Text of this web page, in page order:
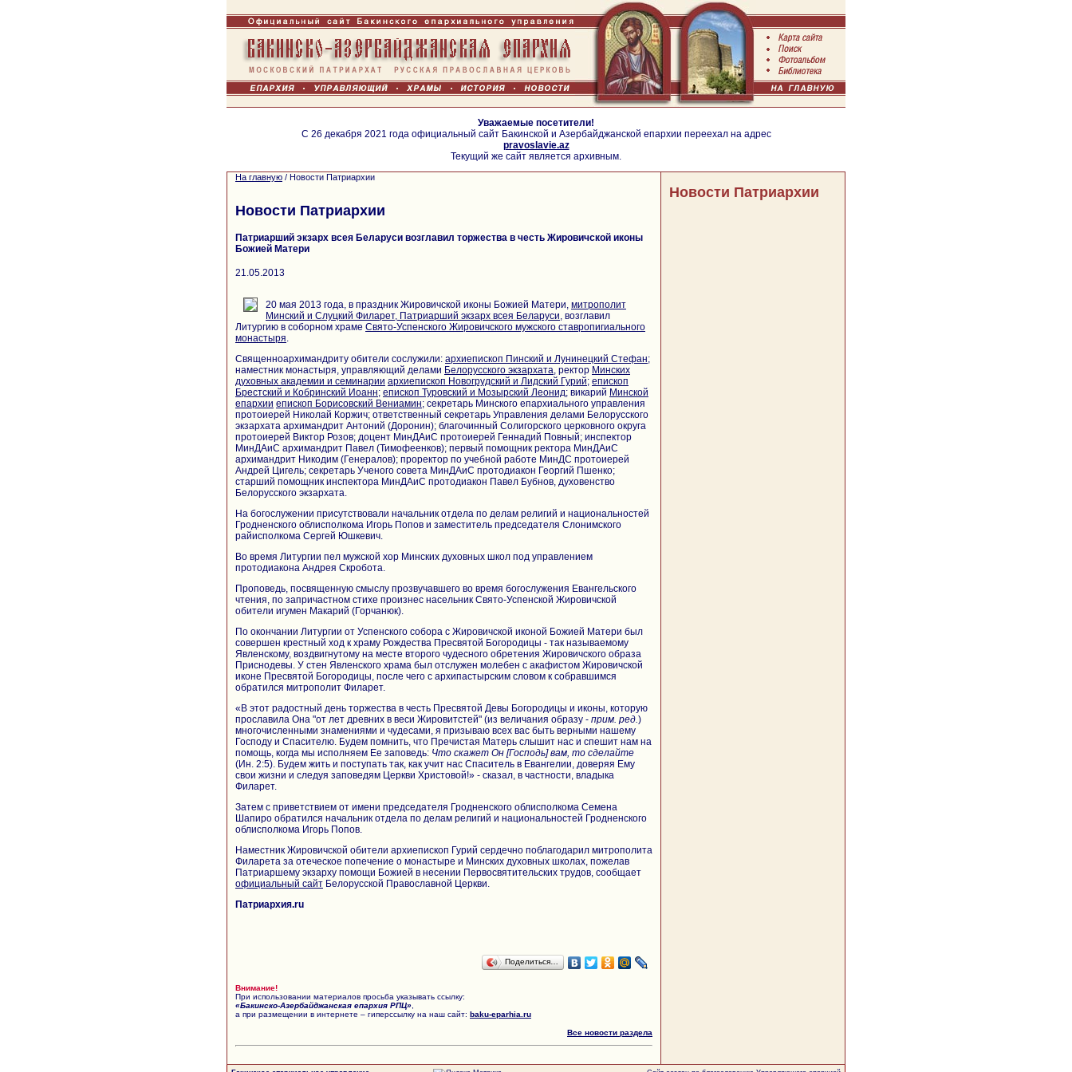
Уважаемые посетители!
С 26 декабря 2021 года официальный сайт Бакинской и Азербайджанской епархии переехал на адрес
pravoslavie.az
Текущий же сайт является архивным.
На главную / Новости Патриархии
Новости Патриархии
Патриарший экзарх всея Беларуси возглавил торжества в честь Жировичской иконы
Божией Матери
21.05.2013
20 мая 2013 года, в праздник Жировичской иконы Божией Матери, митрополит
Минский и Слуцкий Филарет, Патриарший экзарх всея Беларуси, возглавил
Литургию в соборном храме Свято-Успенского Жировичского мужского ставропигиального
монастыря.
Священноархимандриту обители сослужили: архиепископ Пинский и Лунинецкий Стефан;
наместник монастыря, управляющий делами Белорусского экзархата, ректор Минских
духовных академии и семинарии архиепископ Новогрудский и Лидский Гурий; епископ
Брестский и Кобринский Иоанн; епископ Туровский и Мозырский Леонид; викарий Минской
епархии епископ Борисовский Вениамин; секретарь Минского епархиального управления
протоиерей Николай Коржич; ответственный секретарь Управления делами Белорусского
экзархата архимандрит Антоний (Доронин); благочинный Солигорского церковного округа
протоиерей Виктор Розов; доцент МинДАиС протоиерей Геннадий Повный; инспектор
МинДАиС архимандрит Павел (Тимофеенков); первый помощник ректора МинДАиС
архимандрит Никодим (Генералов); проректор по учебной работе МинДС протоиерей
Андрей Цигель; секретарь Ученого совета МинДАиС протодиакон Георгий Пшенко;
старший помощник инспектора МинДАиС протодиакон Павел Бубнов, духовенство
Белорусского экзархата.
На богослужении присутствовали начальник отдела по делам религий и национальностей
Гродненского облисполкома Игорь Попов и заместитель председателя Слонимского
райисполкома Сергей Юшкевич.
Во время Литургии пел мужской хор Минских духовных школ под управлением
протодиакона Андрея Скробота.
Проповедь, посвященную смыслу прозвучавшего во время богослужения Евангельского
чтения, по запричастном стихе произнес насельник Свято-Успенской Жировичской
обители игумен Макарий (Горчанюк).
По окончании Литургии от Успенского собора с Жировичской иконой Божией Матери был
совершен крестный ход к храму Рождества Пресвятой Богородицы - так называемому
Явленскому, воздвигнутому на месте второго чудесного обретения Жировичского образа
Приснодевы. У стен Явленского храма был отслужен молебен с акафистом Жировичской
иконе Пресвятой Богородицы, после чего с архипастырским словом к собравшимся
обратился митрополит Филарет.
«В этот радостный день торжества в честь Пресвятой Девы Богородицы и иконы, которую
прославила Она "от лет древних в веси Жировитстей" (из величания образу - прим. ред.)
многочисленными знамениями и чудесами, я призываю всех вас быть верными нашему
Господу и Спасителю. Будем помнить, что Пречистая Матерь слышит нас и спешит нам на
помощь, когда мы исполняем Ее заповедь: Что скажет Он [Господь] вам, то сделайте
(Ин. 2:5). Будем жить и поступать так, как учит нас Спаситель в Евангелии, доверяя Ему
свои жизни и следуя заповедям Церкви Христовой!» - сказал, в частности, владыка
Филарет.
Затем с приветствием от имени председателя Гродненского облисполкома Семена
Шапиро обратился начальник отдела по делам религий и национальностей Гродненского
облисполкома Игорь Попов.
Наместник Жировичской обители архиепископ Гурий сердечно поблагодарил митрополита
Филарета за отеческое попечение о монастыре и Минских духовных школах, пожелав
Патриаршему экзарху помощи Божией в несении Первосвятительских трудов, сообщает
официальный сайт Белорусской Православной Церкви.
Патриархия.ru
Поделиться…
Внимание!
При использовании материалов просьба указывать ссылку:
«Бакинско-Азербайджанская епархия РПЦ»
а при размещении в интернете – гиперссылку на наш сайт: baku-eparhia.ru
Все новости раздела
Новости Патриархии